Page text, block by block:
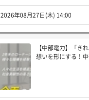
2026年08月27日(木) 14:00
【中部電力】「き
想いを形にする！